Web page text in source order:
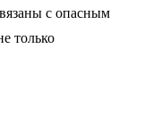
с опасным
только